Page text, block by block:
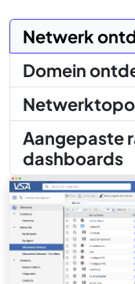
Netwerk
Domein
Aangepaste
dashboards